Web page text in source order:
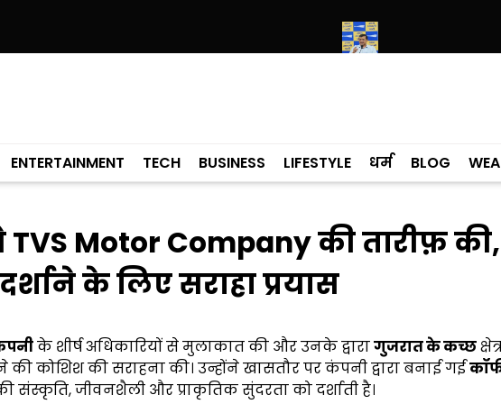
हलके में नौकरियों के मामले में कांग्रेसी विधायक लाडी को घेरा
ENTERTAINMENT TECH BUSINESS LIFESTYLE धर्म BLOG
Motor Company की तारीफ़ की,
के लिए सराहा प्रयास
के शीर्ष अधिकारियों से मुलाकात की और उनके द्वारागुजरात के कच्छ
कोशिश की सराहना की। उन्होंने खासतौर पर कंपनी द्वारा बनाई गई
संस्कृति, जीवनशैली और प्राकृतिक सुंदरता को दर्शाती है।